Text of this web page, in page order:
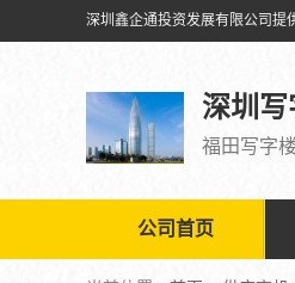
深圳
公司首页